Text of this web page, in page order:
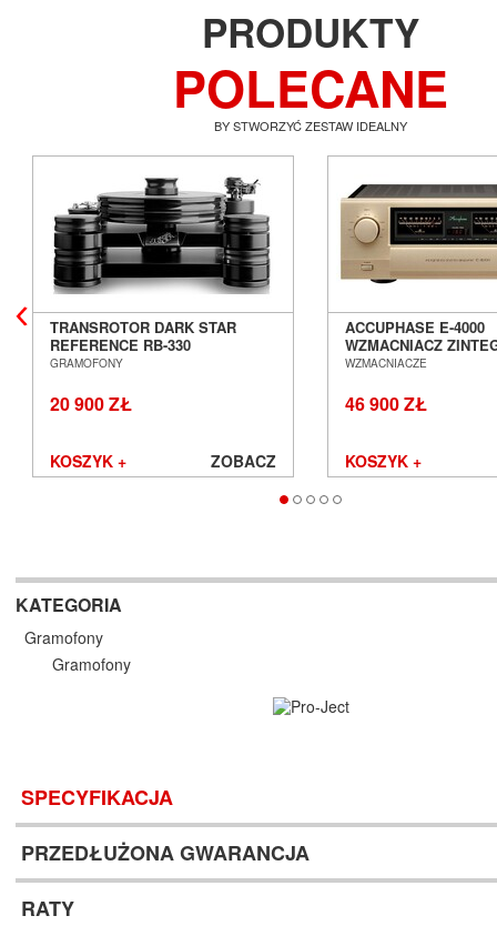
PRODUKTY
POLECANE
BY STWORZYĆ ZESTAW IDEALNY
TRANSROTOR DARK STAR
REFERENCE RB-330
GRAMOFON ANALOGOWY
GRAMOFONY
20 900 ZŁ
KOSZYK + ZOBACZ
ACCUPHASE E-4000
WZMACNIACZ
SALON POZNAŃ
WZMACNIACZE
46 900 ZŁ
KOSZYK +
KATEGORIA
Gramofony
Gramofony
SPECYFIKACJA
PRZEDŁUŻONA GWARANCJA
RATY